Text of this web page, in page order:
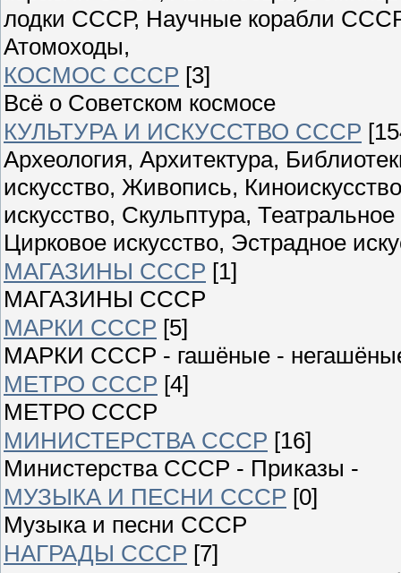
лодки СССР, Научные корабли
Атомоходы,
КОСМОС СССР [3]
Всё о Советском космосе
КУЛЬТУРА И ИСКУССТВО СССР
Археология, Архитектура,
искусство, Живопись,
искусство, Скульптура,
Цирковое искусство, Эстрадное
МАГАЗИНЫ СССР [1]
МАГАЗИНЫ СССР
МАРКИ СССР [5]
МАРКИ СССР - гашёные -
МЕТРО СССР [4]
МЕТРО СССР
МИНИСТЕРСТВА СССР [16]
Министерства СССР - Приказы -
МУЗЫКА И ПЕСНИ СССР [0]
Музыка и песни СССР
НАГРАДЫ СССР [7]